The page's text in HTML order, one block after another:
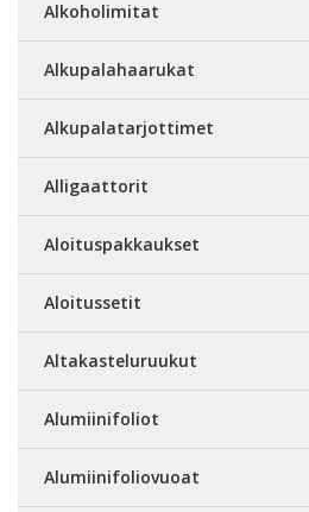
Alkoholimitat
Alkupalahaarukat
Alkupalatarjottimet
Alligaattorit
Aloituspakkaukset
Aloitussetit
Altakasteluruukut
Alumiinifoliot
Alumiinifoliovuoat